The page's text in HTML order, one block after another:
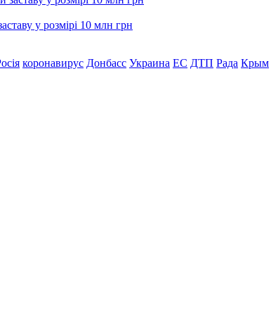
у розмірі 10 млн грн
коронавирус Донбасс Украина ЕС ДТП Рада Крым